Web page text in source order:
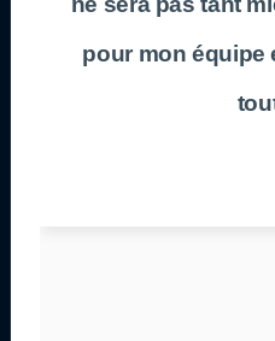
pour mon équipe